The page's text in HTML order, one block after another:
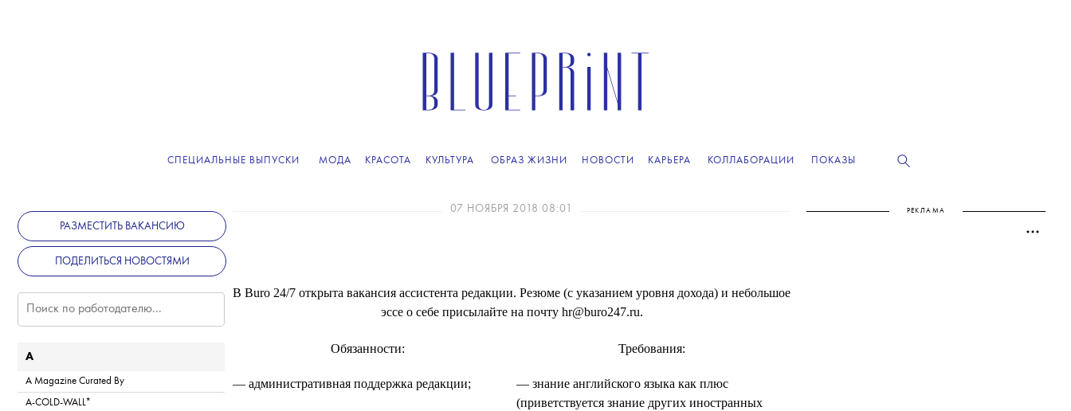
СПЕЦИАЛЬНЫЕ ВЫПУСКИ МОДА КРАСОТА КУЛЬТУРА ОБРАЗ ЖИЗНИ НОВОСТИ КАРЬЕРА КОЛЛАБОРАЦИИ ПОКАЗЫ
РАЗМЕСТИТЬ ВАКАНСИЮ
ПОДЕЛИТЬСЯ НОВОСТЯМИ
A
A Magazine Curated By
A-COLD-WALL*
РЕКЛАМА
07 НОЯБРЯ 2018 08:01
В Buro 24/7 открыта вакансия ассистента редакции. Резюме (с указанием уровня дохода) и небольшое
эссе о себе присылайте на почту hr@buro247.ru.
Обязанности:
— административная поддержка редакции;
Требования:
— знание английского языка как плюс
(приветствуется знание других иностранных